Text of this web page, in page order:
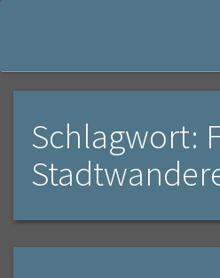
Schlagwort: